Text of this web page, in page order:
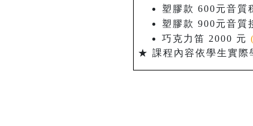
塑膠款 600元音質
塑膠款 900元音質
巧克力笛 2000 元
★ 課程內容依學生實際